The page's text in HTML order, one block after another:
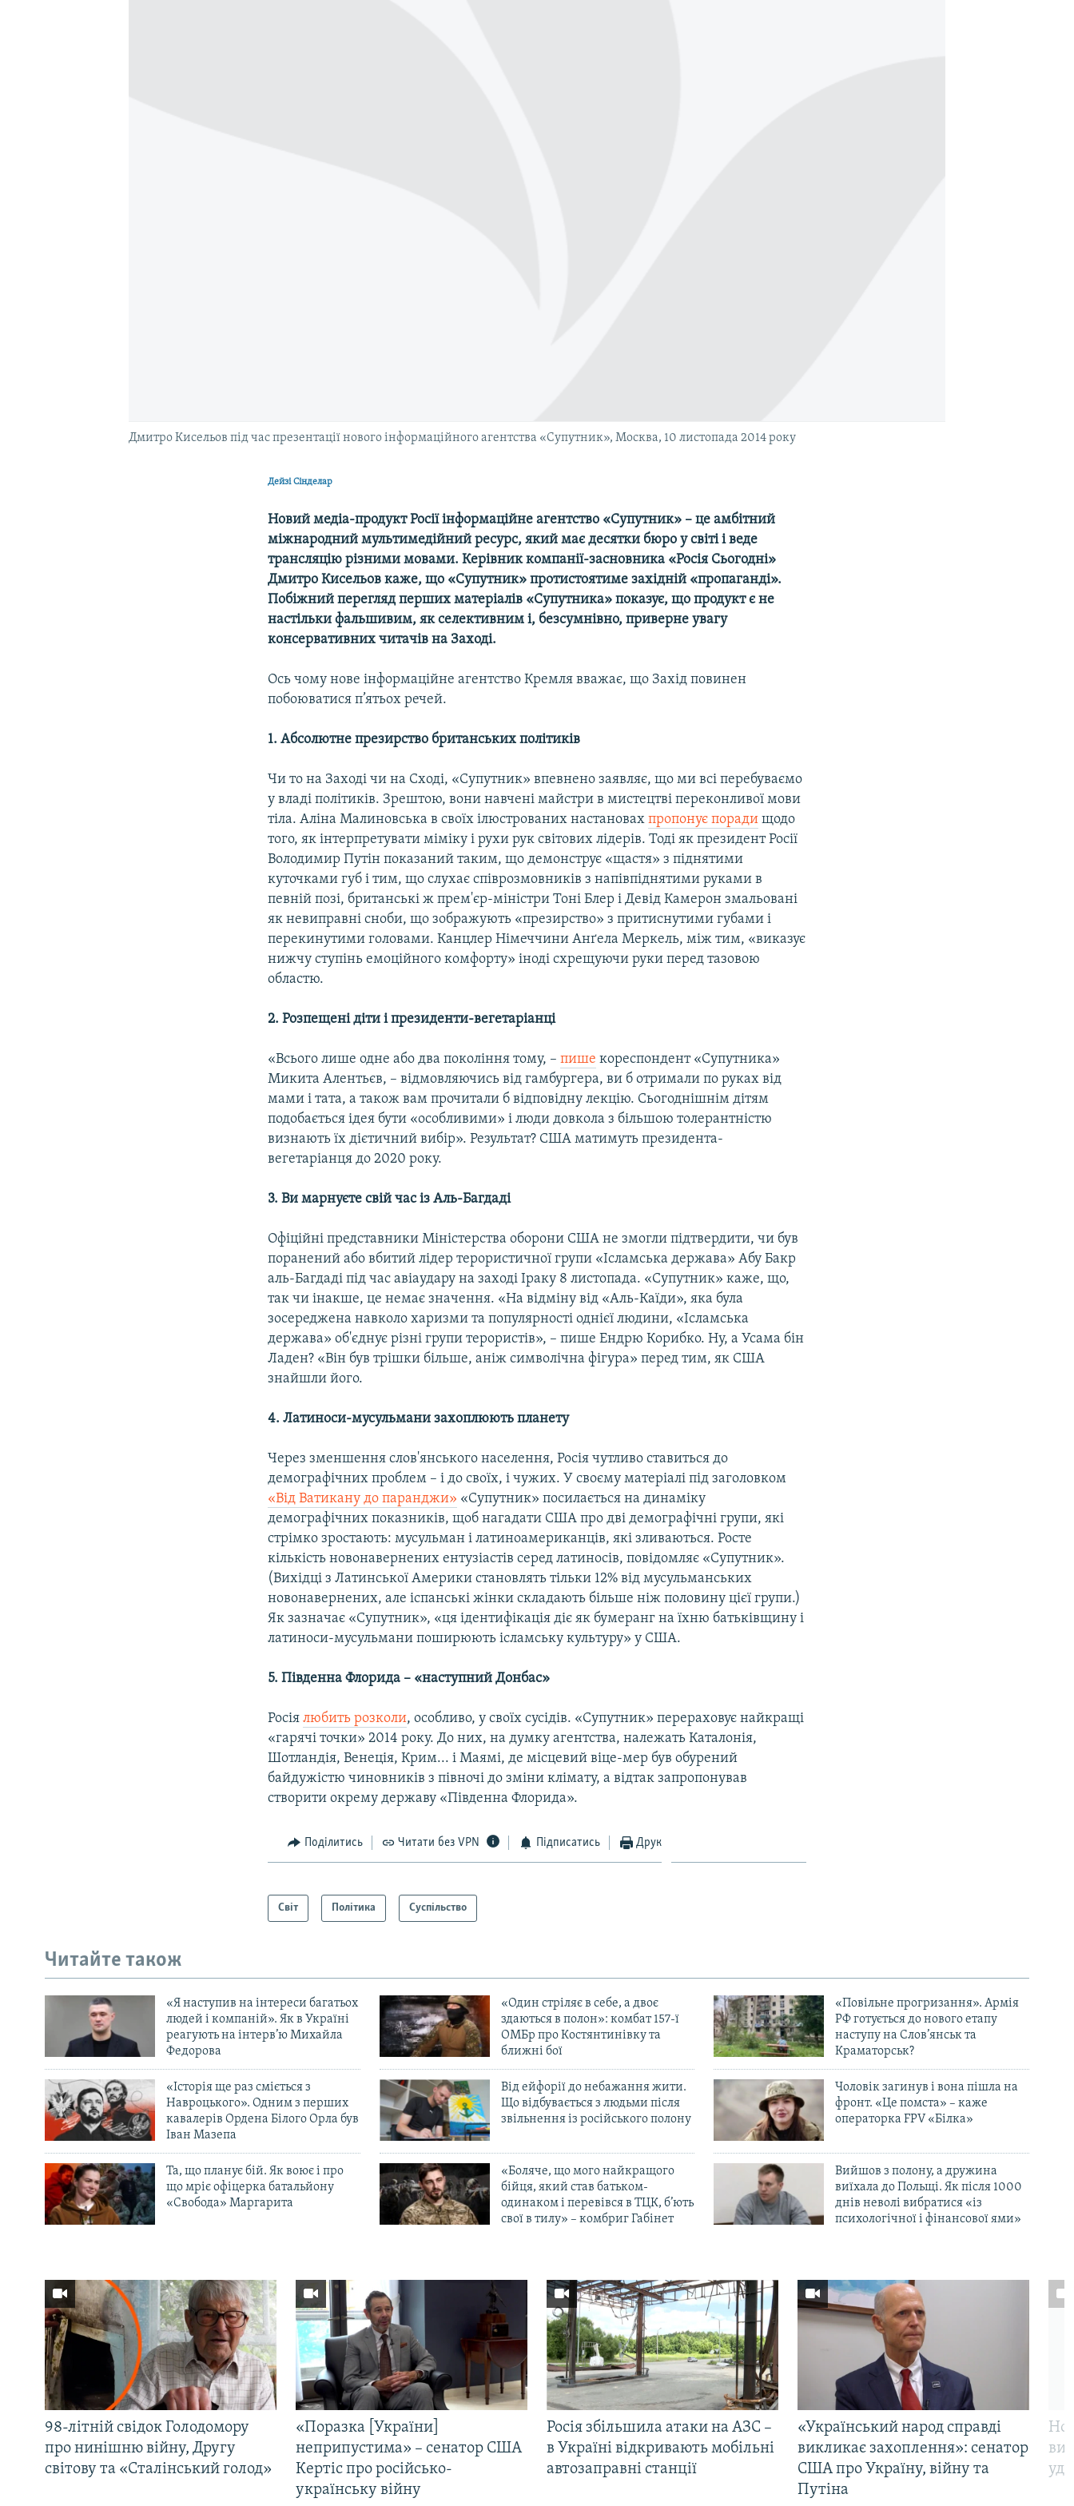
Дмитро Кисельов під час презентації нового інформаційного агентства «Супутник», Москва, 10 листопада 2014 року
Дейзі Сінделар
Новий медіа-продукт Росії інформаційне агентство «Супутник» – це амбітний
міжнародний мультимедійний ресурс, який має десятки бюро у світі і веде
трансляцію різними мовами. Керівник компанії-засновника «Росія Сьогодні»
Дмитро Кисельов каже, що «Супутник» протистоятиме західній «пропаганді».
Побіжний перегляд перших матеріалів «Супутника» показує, що продукт є не
настільки фальшивим, як селективним і, безсумнівно, приверне увагу
консервативних читачів на Заході.
Ось чому нове інформаційне агентство Кремля вважає, що Захід повинен
побоюватися п’ятьох речей.
1. Абсолютне презирство британських політиків
Чи то на Заході чи на Сході, «Супутник» впевнено заявляє, що ми всі перебуваємо
у владі політиків. Зрештою, вони навчені майстри в мистецтві переконливої мови
тіла. Аліна Малиновська в своїх ілюстрованих настановахпропонує поради щодо
того, як інтерпретувати міміку і рухи рук світових лідерів. Тоді як президент Росії
Володимир Путін показаний таким, що демонструє «щастя» з піднятими
куточками губ і тим, що слухає співрозмовників з напівпіднятими руками в
певній позі, британські ж прем'єр-міністри Тоні Блер і Девід Камерон змальовані
як невиправні сноби, що зображують «презирство» з притиснутими губами і
перекинутими головами. Канцлер Німеччини Анґела Меркель, між тим, «виказує
нижчу ступінь емоційного комфорту» іноді схрещуючи руки перед тазовою
областю.
2. Розпещені діти і президенти-вегетаріанці
«Всього лише одне або два покоління тому, –пише кореспондент «Супутника»
Микита Алентьєв, – відмовляючись від гамбургера, ви б отримали по руках від
мами і тата, а також вам прочитали б відповідну лекцію. Сьогоднішнім дітям
подобається ідея бути «особливими» і люди довкола з більшою толерантністю
визнають їх дієтичний вибір». Результат? США матимуть президента-
вегетаріанця до 2020 року.
3. Ви марнуєте свій час із Аль-Багдаді
Офіційні представники Міністерства оборони США не змогли підтвердити, чи був
поранений або вбитий лідер терористичної групи «Ісламська держава» Абу Бакр
аль-Багдаді під час авіаудару на заході Іраку 8 листопада. «Супутник» каже, що,
так чи інакше, це немає значення. «На відміну від «Аль-Каїди», яка була
зосереджена навколо харизми та популярності однієї людини, «Ісламська
держава» об'єднує різні групи терористів», – пише Ендрю Корибко. Ну, а Усама бін
Ладен? «Він був трішки більше, аніж символічна фігура» перед тим, як США
знайшли його.
4. Латиноси-мусульмани захоплюють планету
Через зменшення слов'янського населення, Росія чутливо ставиться до
демографічних проблем – і до своїх, і чужих. У своєму матеріалі під заголовком
«Від Ватикану до паранджи» «Супутник» посилається на динаміку
демографічних показників, щоб нагадати США про дві демографічні групи, які
стрімко зростають: мусульман і латиноамериканців, які зливаються. Росте
кількість новонавернених ентузіастів серед латиносів, повідомляє «Супутник».
(Вихідці з Латинської Америки становлять тільки 12% від мусульманських
новонавернених, але іспанські жінки складають більше ніж половину цієї групи.)
Як зазначає «Супутник», «ця ідентифікація діє як бумеранг на їхню батьківщину і
латиноси-мусульмани поширюють ісламську культуру» у США.
5. Південна Флорида – «наступний Донбас»
Росіялюбить розколи, особливо, у своїх сусідів. «Супутник» перераховує найкращі
«гарячі точки» 2014 року. До них, на думку агентства, належать Каталонія,
Шотландія, Венеція, Крим... і Маямі, де місцевий віце-мер був обурений
байдужістю чиновників з півночі до зміни клімату, а відтак запропонував
створити окрему державу «Південна Флорида».
Поділитись Читати без VPN Підписатись Друк
Світ Політика Суспільство
Читайте також
«Я наступив на інтереси багатьох
людей і компаній». Як в Україні
реагують на інтерв’ю Михайла
Федорова
«Один стріляє в себе, а двоє
здаються в полон»: комбат 157-ї
ОМБр про Костянтинівку та
ближні бої
«Повільне прогризання». Армія
РФ готується до нового етапу
наступу на Слов’янськ та
Краматорськ?
«Історія ще раз сміється з
Навроцького». Одним з перших
кавалерів Ордена Білого Орла був
Іван Мазепа
Від ейфорії до небажання жити.
Що відбувається з людьми після
звільнення із російського полону
Чоловік загинув і вона пішла на
фронт. «Це помста» – каже
операторка FPV «Білка»
Та, що планує бій. Як воює і про
що мріє офіцерка батальйону
«Свобода» Маргарита
«Боляче, що мого найкращого
бійця, який став батьком-
одинаком і перевівся в ТЦК, б’ють
свої в тилу» – комбриг Габінет
Вийшов з полону, а дружина
виїхала до Польщі. Як після 1000
днів неволі вибратися «із
психологічної і фінансової ями»
98-літній свідок Голодомору
про нинішню війну, Другу
світову та «Сталінський голод»
«Поразка [України]
неприпустима» – сенатор США
Кертіс про російсько-
українську війну
Росія збільшила атаки на АЗС –
в Україні відкривають мобільні
автозаправні станції
«Український народ справді
викликає захоплення»: сенатор
США про Україну, війну та
Путіна